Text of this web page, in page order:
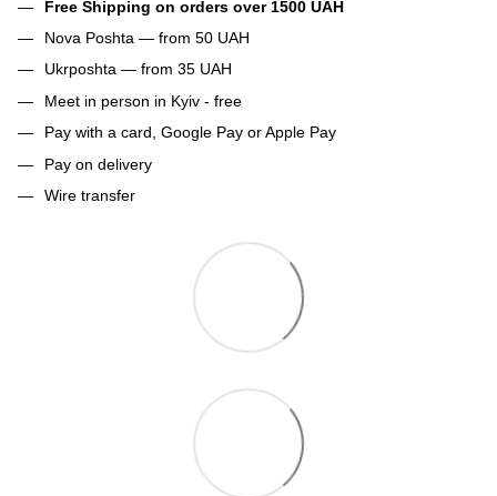
Free Shipping on orders over 1500 UAH
Nova Poshta — from 50 UAH
Ukrposhta — from 35 UAH
Meet in person in Kyiv - free
Pay with a card, Google Pay or Apple Pay
Pay on delivery
Wire transfer